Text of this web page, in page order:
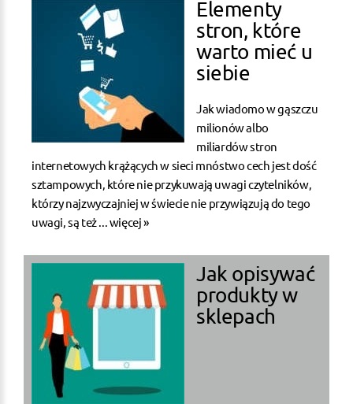
Elementy
stron, które
warto mieć u
siebie
Jak wiadomo w gąszczu
milionów albo
miliardów stron
internetowych krążących w sieci mnóstwo cech jest dość
sztampowych, które nie przykuwają uwagi czytelników,
którzy najzwyczajniej w świecie nie przywiązują do tego
uwagi, są też ... więcej »
Jak opisywać
produkty w
sklepach